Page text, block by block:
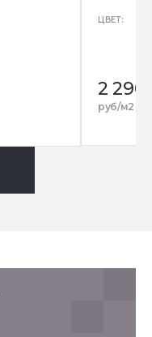
ЦВЕТ:
2 290
руб/м2